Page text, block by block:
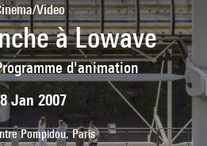
Video
à Lowave
d'animation
Jan 2007
Pompidou, Paris